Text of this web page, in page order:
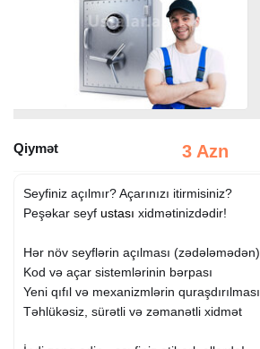
Qiymət 3 Azn
Seyfiniz açılmır? Açarınızı itirmisiniz?
Peşəkar seyf ustası xidmətinizdədir!
Hər növ seyflərin açılması (zədələmədən)
Kod və açar sistemlərinin bərpası
Yeni qıfıl və mexanizmlərin quraşdırılması
Təhlükəsiz, sürətli və zəmanətli xidmət